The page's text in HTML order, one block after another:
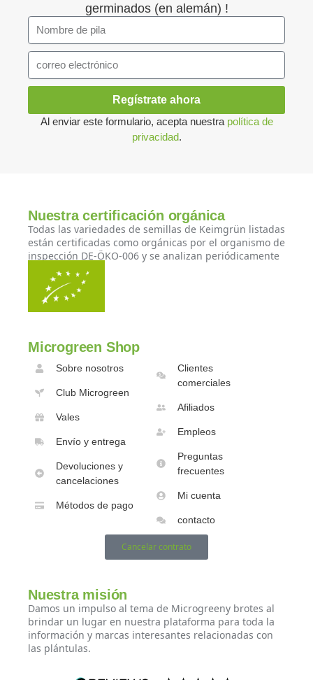
germinados (en alemán) !
Regístrate ahora
Al enviar este formulario, acepta nuestra política de
privacidad.
Nuestra certificación orgánica
Todas las variedades de semillas de Keimgrün listadas
están certificadas como orgánicas por el organismo de
inspección DE-ÖKO-006 y se analizan periódicamente
Microgreen Shop
Sobre nosotros
Club Microgreen
Vales
Envío y entrega
Devoluciones y
cancelaciones
Métodos de pago
Clientes
comerciales
Afiliados
Empleos
Preguntas
frecuentes
Mi cuenta
contacto
Cancelar contrato
Nuestra misión
Damos un impulso al tema de Microgreeny brotes al
brindar un lugar en nuestra plataforma para toda la
información y marcas interesantes relacionadas con
las plántulas.